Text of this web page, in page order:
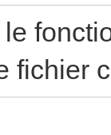
fichier